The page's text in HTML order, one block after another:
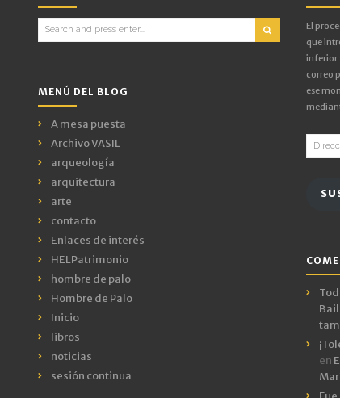
Search
for:
MENÚ DEL BLOG
A mesa puesta
Archivo VASIL
arqueología
arquitectura
arte
contacto
Enlaces de interés
HELPatrimonio
hombre de palo
Hombre de Palo
Inicio
libros
noticias
sesión continua
El
que
inferior
correo
ese
de
en